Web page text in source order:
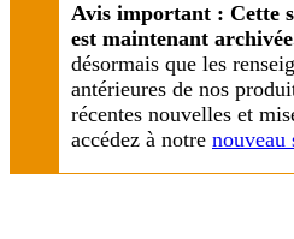
Avis important : Cette
est maintenant
désormais que les
antérieures de nos
récentes nouvelles et
accédez à notre nouveau